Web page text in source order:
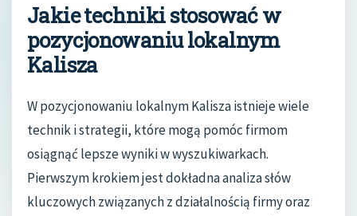
Jakie techniki stosować w
pozycjonowaniu lokalnym
Kalisza
W pozycjonowaniu lokalnym Kalisza istnieje wiele
technik i strategii, które mogą pomóc firmom
osiągnąć lepsze wyniki w wyszukiwarkach.
Pierwszym krokiem jest dokładna analiza słów
kluczowych związanych z działalnością firmy oraz